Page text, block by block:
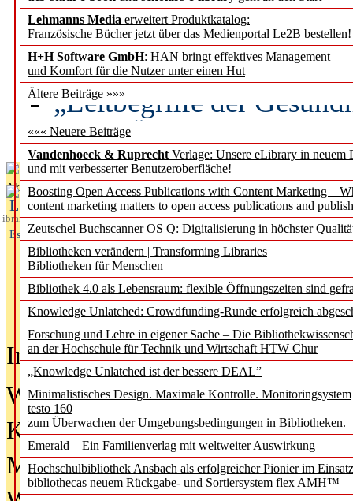
Lehmanns Media erweitert Produktkatalog:
Französische Bücher jetzt über das Medienportal Le2B bestellen!
H+H Software GmbH: HAN bringt effektives Management
und Komfort für die Nutzer unter einen Hut
Ältere Beiträge »»»
««« Neuere Beiträge
Vandenhoeck & Ruprecht Verlage: Unsere eLibrary in neuem
und mit verbesserter Benutzeroberfläche!
Boosting Open Access Publications with Content Marketing –
content marketing matters to open access publications and
Zeutschel Buchscanner OS Q: Digitalisierung in höchster
Bibliotheken verändern | Transforming Libraries
Bibliotheken für Menschen
Bibliothek 4.0 als Lebensraum: flexible Öffnungszeiten sind
Knowledge Unlatched: Crowdfunding-Runde erfolgreich
Forschung und Lehre in eigener Sache – Die
an der Hochschule für Technik und Wirtschaft HTW Chur
„Knowledge Unlatched ist der bessere DEAL”
Minimalistisches Design. Maximale Kontrolle. Monitoringsystem
testo 160
zum Überwachen der Umgebungsbedingungen in Bibliotheken.
Emerald – Ein Familienverlag mit weltweiter Auswirkung
Hochschulbibliothek Ansbach als erfolgreicher Pionier im
bibliothecas neuem Rückgabe- und Sortiersystem flex AMH™
Künstliche Intelligenz
besser zu verstehen
„Leitbegriffe der
des BIÖG erscheinen
Aktuelles aus
L
ibrary
Essentials
In der Ausgabe06/2026(August
Was Hochschul­bibliotheken von
Kinder in der digitalen Welt
Metadaten als Infrastruktur